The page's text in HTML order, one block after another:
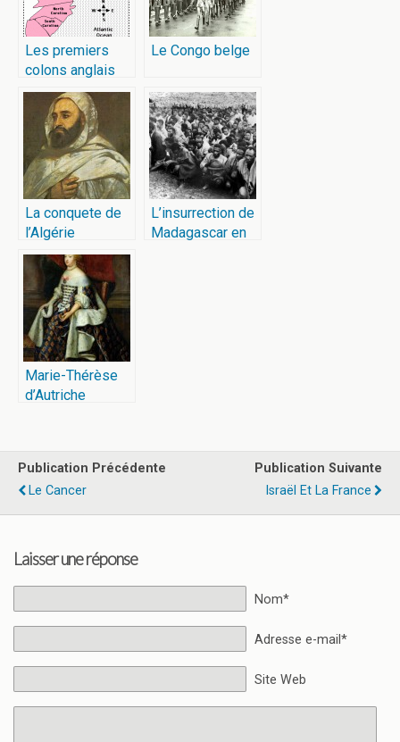
Les premiers
colons anglais
d’Amérique
Le Congo belge
La conquete de
l’Algérie
L’insurrection de
Madagascar en
Marie-Thérèse
d’Autriche
Publication Précédente
Le Cancer
Publication Suivante
Israël Et La France
Laisser une réponse
Nom*
Adresse e-mail*
Site Web